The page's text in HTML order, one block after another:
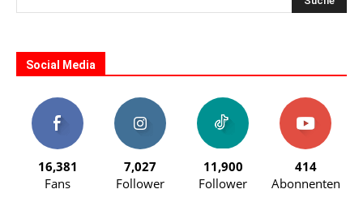
Social Media
16,381
Fans
7,027
Follower
11,900
Follower
414
Abonnenten